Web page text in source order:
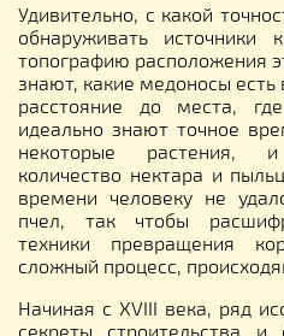
Удивительно, с какой
обнаруживать источники
топографию расположения
знают, какие медоносы есть
расстояние до места,
идеально знают точное
некоторые растения,
количество нектара и
времени человеку не
пчел, так чтобы
техники превращения
сложный процесс,
Начиная с XVIII века, ряд
секреты строительства и